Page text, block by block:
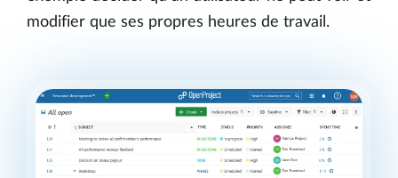
modifier que ses propres heures de travail.